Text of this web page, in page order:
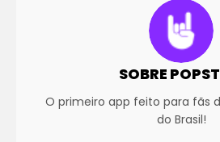
SOBRE
O primeiro app feito para fãs
do Brasil!